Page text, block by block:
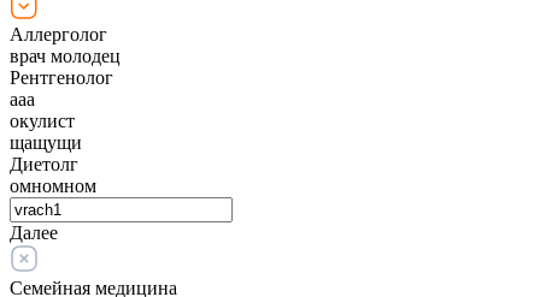
Аллерголог
врач молодец
Рентгенолог
ааа
окулист
щащущи
Диетолг
омномном
Далее
Семейная медицина